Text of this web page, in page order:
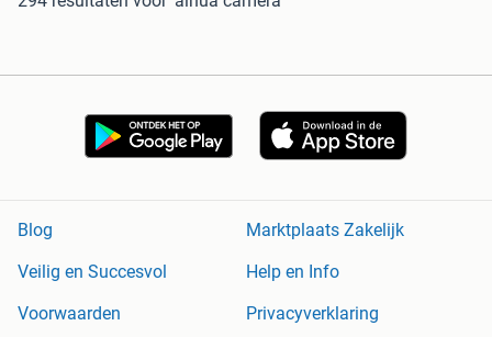
Blog
Marktplaats Zakelijk
Veilig en Succesvol
Help en Info
Voorwaarden
Privacyverklaring